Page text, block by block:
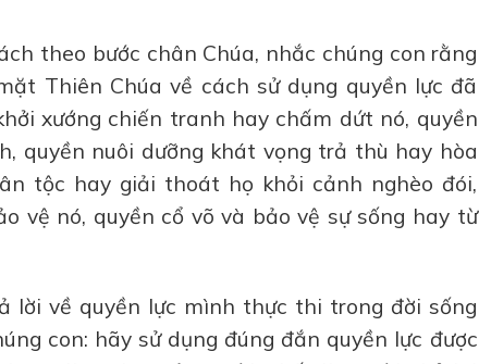
theo bước chân Chúa, nhắc chúng con rằng
Thiên Chúa về cách sử dụng quyền lực đã
xướng chiến tranh hay chấm dứt nó, quyền
quyền nuôi dưỡng khát vọng trả thù hay hòa
tộc hay giải thoát họ khỏi cảnh nghèo đói,
vệ nó, quyền cổ võ và bảo vệ sự sống hay từ
lời về quyền lực mình thực thi trong đời sống
con: hãy sử dụng đúng đắn quyền lực được